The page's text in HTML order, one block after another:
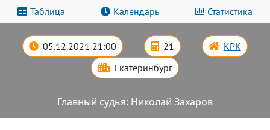
Таблица Календарь Статистика
05.12.2021 21:00 21 КРК
Екатеринбург
Главный судья: Николай Захаров